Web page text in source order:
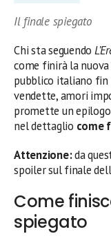
Il finale spiegato
Chi sta seguendo
come finirà la
pubblico italiano fin
vendette, amori
promette un
nel dettaglio come
Attenzione:da
spoiler sul finale
Come
spiegato